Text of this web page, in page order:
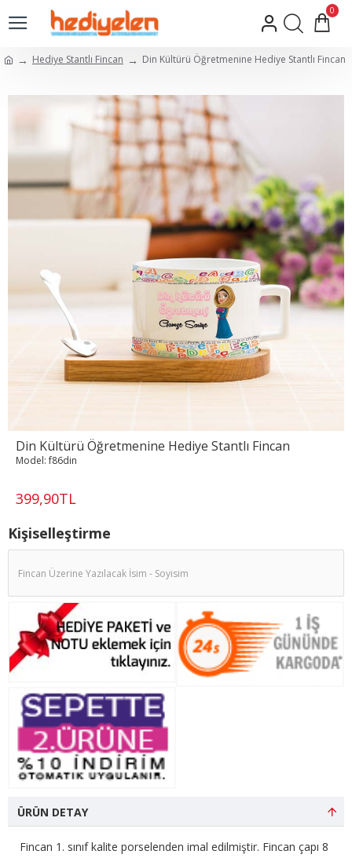
0
Hediye Stantlı Fincan Din Kültürü Öğretmenine Hediye Stantlı Fincan
Din Kültürü Öğretmenine Hediye Stantlı Fincan
399,90TL
Model: f86din
Kişiselleştirme
ÜRÜN DETAY
Fincan 1. sınıf kalite porselenden imal edilmiştir. Fincan çapı 8